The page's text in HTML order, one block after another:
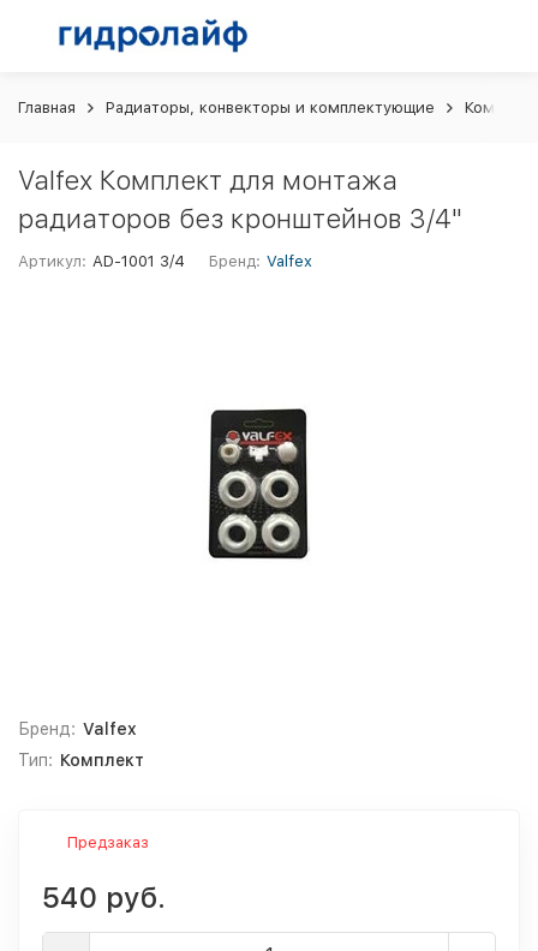
Главная Радиаторы, конвекторы и комплектующие
Valfex Комплект для монтажа
радиаторов без кронштейнов 3/4"
Артикул: AD-1001 3/4 Бренд: Valfex
Бренд: Valfex
Тип: Комплект
Предзаказ
540 руб.